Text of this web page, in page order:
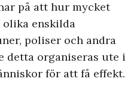
på att hur mycket
olika enskilda
poliser och andra
detta organiseras ute i
för att få effekt.